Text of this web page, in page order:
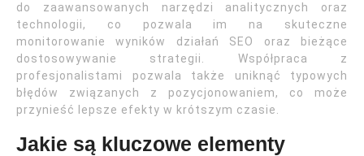
do zaawansowanych narzędzi analitycznych oraz
technologii, co pozwala im na skuteczne
monitorowanie wyników działań SEO oraz bieżące
dostosowywanie strategii. Współpraca z
profesjonalistami pozwala także uniknąć typowych
błędów związanych z pozycjonowaniem, co może
przynieść lepsze efekty w krótszym czasie.
Jakie są kluczowe elementy